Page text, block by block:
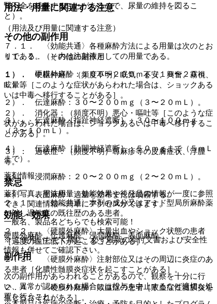
腎不全を続発することがあるので、尿量の維持を図るこ
と）。
その他の副作用
１１．２． その他の副作用
１）． 中枢神経：（頻度不明）眠気、不安、興奮、霧視、
眩暈等［このような症状があらわれた場合は、ショックある
いは中毒へ移行することがある］。
２）． 消化器：（頻度不明）悪心・嘔吐等［このような症
状があらわれた場合は、ショックあるいは中毒へ移行するこ
とがある］。
３）． 過敏症：（頻度不明）蕁麻疹等の皮膚症状、浮腫
等。
禁忌
２．１． 〈効能共通〉本剤の成分又はアミド型局所麻酔薬
に対し過敏症の既往歴のある患者。
２．２． 〈硬膜外麻酔〉大量出血やショック状態の患者
［過度の血圧低下が起こることがある］。
２．３． 〈硬膜外麻酔〉注射部位又はその周辺に炎症のあ
る患者［化膿性髄膜炎症状を起こすことがある］。
２．４． 〈硬膜外麻酔〉敗血症の患者［敗血症性髄膜炎を
生じるおそれがある］。
用法・用量に関連する注意
（用法及び用量に関連する注意）
７．１． 〈効能共通〉各種麻酔方法による用量は次のとお
りである。（）内は注射液としての用量である。
１）． 硬膜外麻酔：１００〜２００ｍｇ（１０〜２０ｍ
Ｌ）。
２）． 伝達麻酔：３０〜２００ｍｇ（３〜２０ｍＬ）。
３）． 伝達麻酔［指趾神経遮断］：３０〜１００ｍｇ
（３〜１０ｍＬ）。
４）． 伝達麻酔［肋間神経遮断］：５０ｍｇまで（５ｍＬ
まで）。
５）． 浸潤麻酔：２０〜２００ｍｇ（２〜２０ｍＬ）。
６）． 表面麻酔：適量を塗布または噴霧する。
効能・効果
硬膜外麻酔、伝達麻酔、浸潤麻酔、表面麻酔。
副作用
次の副作用があらわれることがあるので、観察を十分に行
い、異常が認められた場合には投与を中止するなど適切な処
置を行うこと。
薬剤情報
薬剤写真、用法用量、効能効果や後発品の情報が一度に参照
でき、関連情報へ簡単にアクセスができます。
一般名、製品名どちらでも検索可能！
※ ご使用いただく際に、必ず最新の添付文書および安全性
情報も併せてご確認下さい。